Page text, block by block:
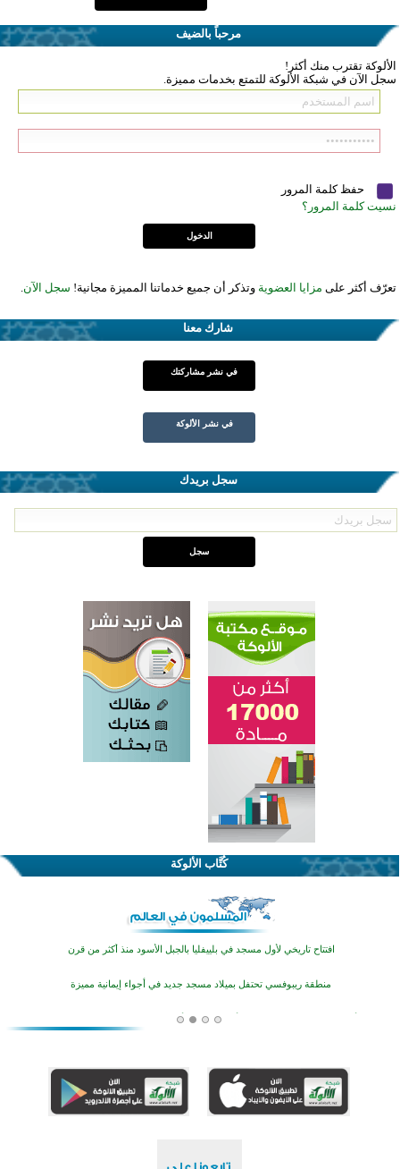
مرحباً بالضيف
الألوكة تقترب منك أكثر!
سجل الآن في شبكة الألوكة للتمتع بخدمات مميزة.
حفظ كلمة المرور
نسيت كلمة المرور؟
تعرّف أكثر على مزايا العضوية وتذكر أن جميع خدماتنا المميزة مجانية! سجل الآن
شارك معنا
في نشر مشاركتك
في نشر الألوكة
سجل بريدك
كُتَّاب الألوكة
اختتام الدورة التاسعة لمسابقة حفظ وتلاوة القرآن الكريم في أزناكاييف
تيسليتش تختتم برنامجا تعليميا لتعزيز القيم وبناء الشخصية للشباب المسلمين
اختتام منافسات قرآنية متميزة في بنغلاديش بمشاركة 3000 متسابق
افتتاح تاريخي لأول مسجد في بلييفليا بالجبل الأسود منذ أكثر من قرن
منطقة ريبوفسي تحتفل بميلاد مسجد جديد في أجواء إيمانية مميزة
أكبر مشروع إسلامي في ريف أستراليا يفتتح أبوابه بعد سنوات من العمل والعطاء
اختتام الدورة التاسعة لمسابقة حفظ وتلاوة القرآن الكريم في أزناكاييف